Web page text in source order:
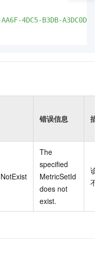
4DC5-B3DB-
错误信息 描
The
specified
MetricSetId
does not
exist.
诊
不